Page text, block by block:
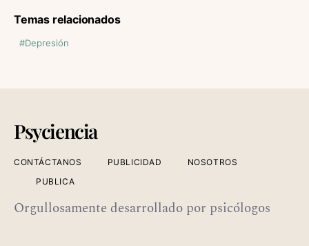
Temas relacionados
Depresión
Psyciencia
CONTÁCTANOS PUBLICIDAD
NOSOTROS
PUBLICA
Orgullosamente desarrollado por psicólogos